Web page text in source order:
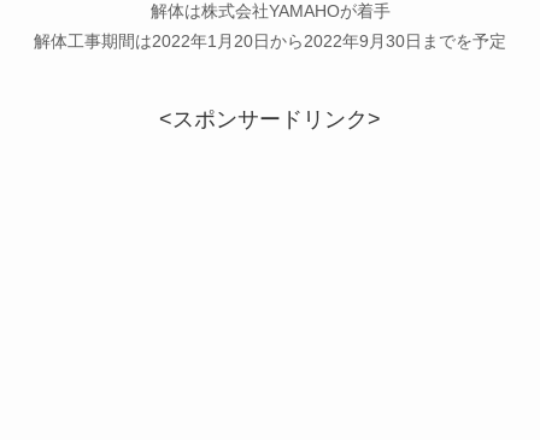
解体は株式会社YAMAHOが着手
解体工事期間は2022年1月20日から2022年9月30日までを予定
<スポンサードリンク>